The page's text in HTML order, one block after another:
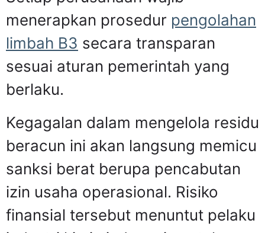
menerapkan prosedur pengolahan
limbah B3 secara transparan
sesuai aturan pemerintah yang
berlaku.
Kegagalan dalam mengelola residu
beracun ini akan langsung memicu
sanksi berat berupa pencabutan
izin usaha operasional. Risiko
finansial tersebut menuntut pelaku